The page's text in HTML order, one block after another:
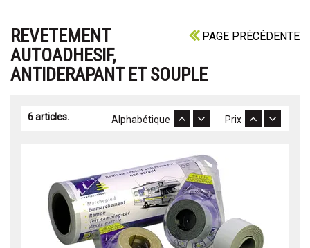
PAGE PRÉCÉDENTE
REVETEMENT
AUTOADHESIF,
ANTIDERAPANT ET SOUPLE
6 articles. Prix
Alphabétique